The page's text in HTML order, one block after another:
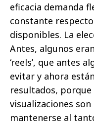
eficacia demanda
constante
disponibles. La
Antes, algunos
‘reels’, que antes
evitar y ahora
resultados,
visualizaciones
mantenerse al